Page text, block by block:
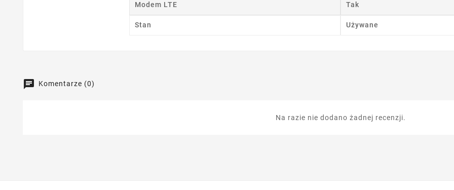
Modem LTE Tak
Stan Używane
Komentarze (0)
Na razie nie dodano żadnej recenzji.